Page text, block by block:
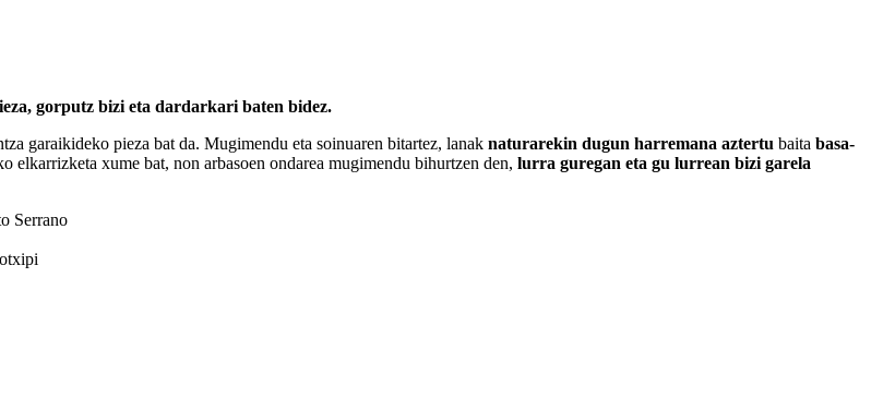
gorputz bizi eta dardarkari baten bidez.
garaikideko pieza bat da. Mugimendu eta soinuaren bitartez, lanak naturarekin dugun harremana aztertu baita basa-
elkarrizketa xume bat, non arbasoen ondarea mugimendu bihurtzen den, lurra guregan eta gu lurrean bizi garela
Serrano